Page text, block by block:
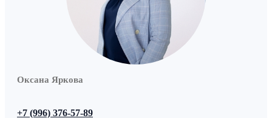
Оксана Яркова
+7 (996) 376-57-89